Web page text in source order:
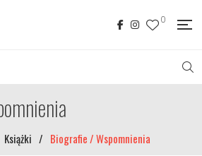
0
Książki / Biografie / Wspomnienia